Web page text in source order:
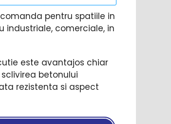
pentru spatiile in
comerciale, in
este avantajos chiar
betonului
rezistenta si aspect